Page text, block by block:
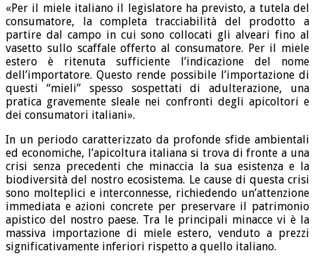
«Per il miele italiano il legislatore ha previsto, a tutela del
consumatore, la completa tracciabilità del prodotto a
partire dal campo in cui sono collocati gli alveari fino al
vasetto sullo scaffale offerto al consumatore. Per il miele
estero è ritenuta sufficiente l’indicazione del nome
dell’importatore. Questo rende possibile l’importazione di
questi “mieli” spesso sospettati di adulterazione, una
pratica gravemente sleale nei confronti degli apicoltori e
dei consumatori italiani».
In un periodo caratterizzato da profonde sfide ambientali
ed economiche, l’apicoltura italiana si trova di fronte a una
crisi senza precedenti che minaccia la sua esistenza e la
biodiversità del nostro ecosistema. Le cause di questa crisi
sono molteplici e interconnesse, richiedendo un’attenzione
immediata e azioni concrete per preservare il patrimonio
apistico del nostro paese. Tra le principali minacce vi è la
massiva importazione di miele estero, venduto a prezzi
significativamente inferiori rispetto a quello italiano.